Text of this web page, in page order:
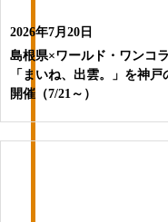
2026年7月20日
島根県×ワールド・ワンコ
「まいね、出雲。」を神戸
開催（7/21～）